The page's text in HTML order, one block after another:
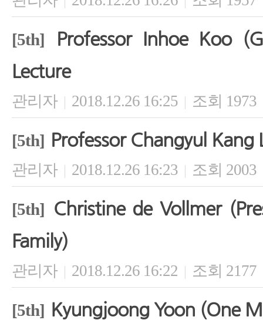
[5th]
Professor Inhoe Koo
Lecture
관리자 | 2018.12.26 16:25 | 조회 1973
[5th] Professor Changyul Kang
관리자 | 2018.12.26 16:23 | 조회 2003
[5th] Christine de Vollmer
Family)
관리자 | 2018.12.26 16:22 | 조회 2177
[5th] Kyungjoong Yoon (One